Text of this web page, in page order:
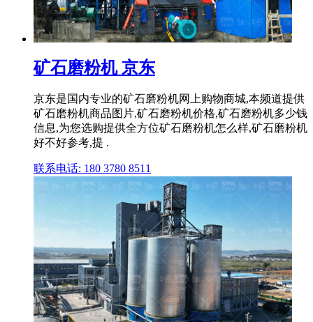
矿石磨粉机 京东
京东是国内专业的矿石磨粉机网上购物商城,本频道提供
矿石磨粉机商品图片,矿石磨粉机价格,矿石磨粉机多少钱
信息,为您选购提供全方位矿石磨粉机怎么样,矿石磨粉机
好不好参考,提 .
联系电话: 180 3780 8511